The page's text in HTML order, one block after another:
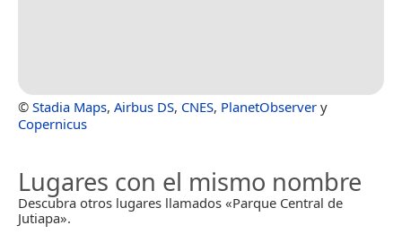
© Stadia Maps, Airbus DS, CNES, PlanetObserver y
Copernicus
Lugares con el mismo nombre
Descubra otros lugares llamados «Parque Central de
Jutiapa».